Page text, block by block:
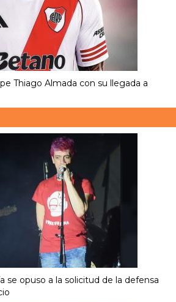
Thiago Almada con su llegada a
se opuso a la solicitud de la defensa